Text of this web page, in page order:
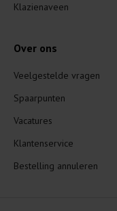
Klazienaveen
Over ons
Veelgestelde vragen
Spaarpunten
Vacatures
Klantenservice
Bestelling annuleren